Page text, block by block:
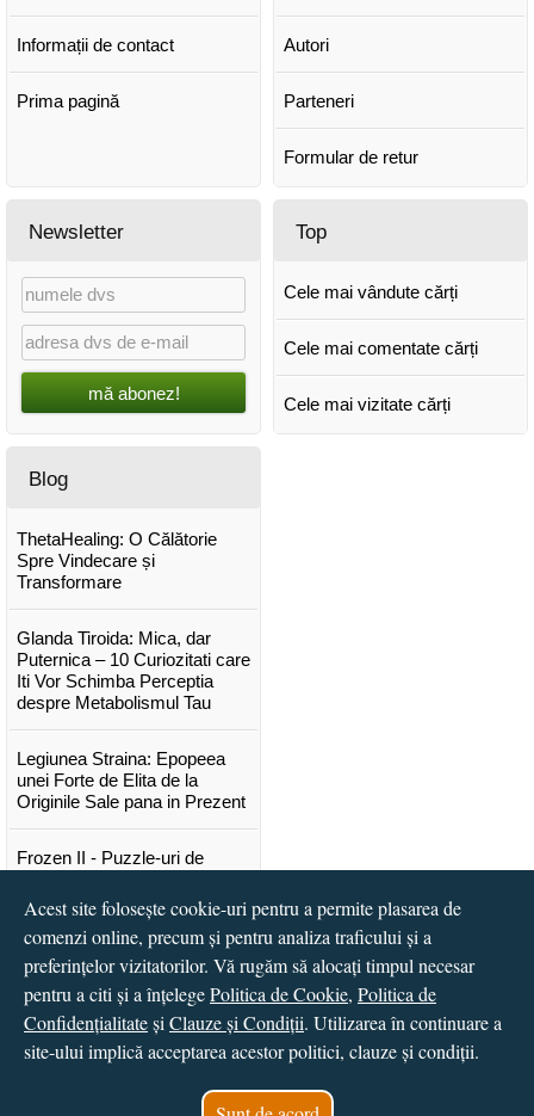
Informații de contact
Prima pagină
Autori
Parteneri
Formular de retur
Newsletter
mă abonez!
Top
Cele mai vândute cărți
Cele mai comentate cărți
Cele mai vizitate cărți
Blog
ThetaHealing: O Călătorie
Spre Vindecare și
Transformare
Glanda Tiroida: Mica, dar
Puternica – 10 Curiozitati care
Iti Vor Schimba Perceptia
despre Metabolismul Tau
Legiunea Straina: Epopeea
unei Forte de Elita de la
Originile Sale pana in Prezent
Frozen II - Puzzle-uri de
Lansare "Portocalele verzi" de
Vitali Cipileaga
...toate știrile
© 2016 - 2026S.C. CCN Books SRL
Vital Soft
Acest site folosește cookie-uri pentru a permite plasarea de
comenzi online, precum și pentru analiza traficului și a
preferințelor vizitatorilor. Vă rugăm să alocați timpul necesar
pentru a citi și a înțelegePolitica de Cookie, Politica de
Confidențialitateși Clauze și Condiții. Utilizarea în continuare a
site-ului implică acceptarea acestor politici, clauze și condiții.